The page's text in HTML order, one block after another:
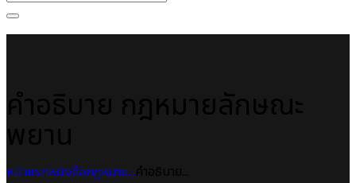
หน้าแรกหนังสือกฎหมาย...